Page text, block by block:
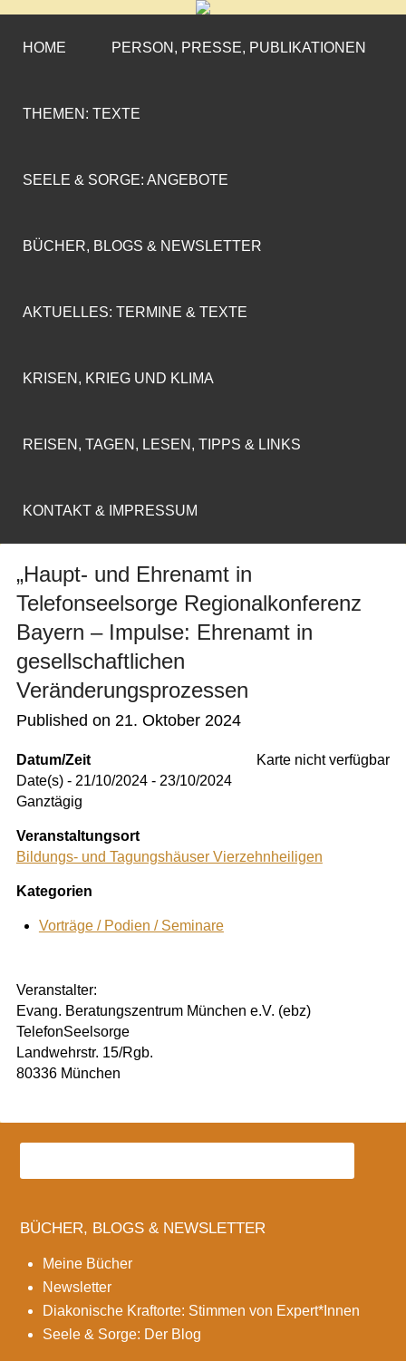
CORNELIA COENEN-
MARX
»ENGAGEMENT MIT PROFIL«
HOME PERSON, PRESSE, PUBLIKATIONEN
THEMEN: TEXTE
SEELE & SORGE: ANGEBOTE
BÜCHER, BLOGS & NEWSLETTER
AKTUELLES: TERMINE & TEXTE
KRISEN, KRIEG UND KLIMA
REISEN, TAGEN, LESEN, TIPPS & LINKS
KONTAKT & IMPRESSUM
„Haupt- und Ehrenamt in
Telefonseelsorge Regionalkonferenz
Bayern – Impulse: Ehrenamt in
gesellschaftlichen
Veränderungsprozessen
Published on 21. Oktober 2024
Karte nicht verfügbar
Datum/Zeit
Date(s) - 21/10/2024 - 23/10/2024
Ganztägig
Veranstaltungsort
Bildungs- und Tagungshäuser Vierzehnheiligen
Kategorien
Vorträge / Podien / Seminare
Veranstalter:
Evang. Beratungszentrum München e.V. (ebz)
TelefonSeelsorge
Landwehrstr. 15/Rgb.
80336 München
BÜCHER, BLOGS & NEWSLETTER
Meine Bücher
Newsletter
Diakonische Kraftorte: Stimmen von Expert*Innen
Seele & Sorge: Der Blog